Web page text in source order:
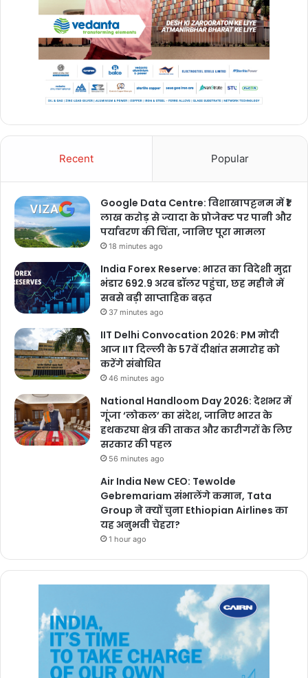
Recent Popular
Google Data Centre: विशाखापट्टनम में ₹1
लाख करोड़ से ज्यादा के प्रोजेक्ट पर पानी और
पर्यावरण की चिंता, जानिए पूरा मामला
18 minutes ago
India Forex Reserve: भारत का विदेशी मुद्रा
भंडार 692.9 अरब डॉलर पहुंचा, छह महीने में
सबसे बड़ी साप्ताहिक बढ़त
37 minutes ago
IIT Delhi Convocation 2026: PM मोदी
आज IIT दिल्ली के 57वें दीक्षांत समारोह को
करेंगे संबोधित
46 minutes ago
National Handloom Day 2026: देशभर में
गूंजा ‘लोकल’ का संदेश, जानिए भारत के
हथकरघा क्षेत्र की ताकत और कारीगरों के लिए
सरकार की पहल
56 minutes ago
Air India New CEO: Tewolde
Gebremariam संभालेंगे कमान, Tata
Group ने क्यों चुना Ethiopian Airlines का
यह अनुभवी चेहरा?
1 hour ago